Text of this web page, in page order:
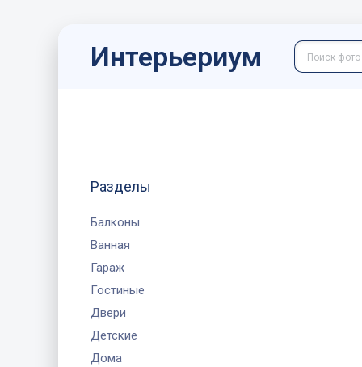
Интерьериум
Разделы
Балконы
Ванная
Гараж
Гостиные
Двери
Детские
Дома